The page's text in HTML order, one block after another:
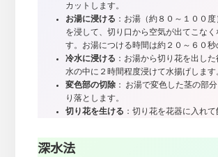
カットします。
お湯に浸ける ：お湯（約８０～１００
を浸して、切り口から空気が出てこなく
す。お湯につける時間は約２０～６０秒
冷水に浸ける ：お湯から切り花を出し
水の中に２時間程度浸けて水揚げします
変色部の切除： お湯で変色した茎の部
り落とします。
切り花を生ける ：切り花を花器に入れて
深水法